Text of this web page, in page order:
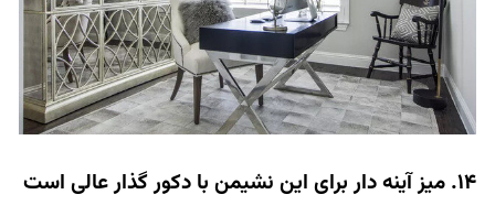
14. میز آینه دار برای این نشیمن با دکور گذار عالی است